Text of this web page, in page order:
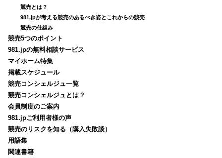
競売とは？
981.jpが考える競売のあるべき姿とこれからの競売
競売の仕組み
競売5つのポイント
981.jpの無料相談サービス
マイホーム特集
掲載スケジュール
競売コンシェルジュ一覧
競売コンシェルジュとは？
会員制度のご案内
981.jpご利用者様の声
競売のリスクを知る（購入失敗談）
用語集
関連書籍